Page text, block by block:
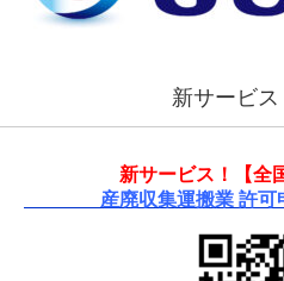
新サービス！
新サービス！【全国
産廃収集運搬業 許可申